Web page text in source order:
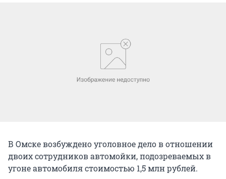
В Омске возбуждено уголовное дело в отношении
двоих сотрудников автомойки, подозреваемых в
угоне автомобиля стоимостью 1,5 млн рублей.